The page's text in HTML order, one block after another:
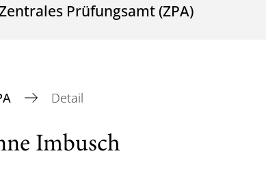
Prüfungsamt (ZPA)
Detail
Imbusch